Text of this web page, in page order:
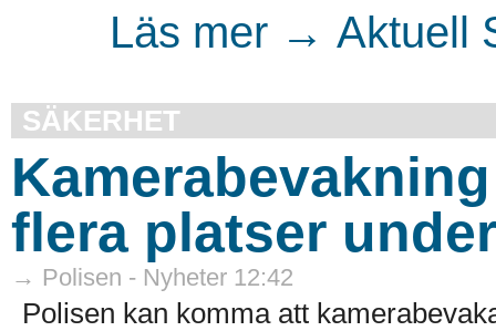
Läs mer → Aktuell
SÄKERHET
flera platser
→ Polisen - Nyheter 12:42
Polisen kan komma att